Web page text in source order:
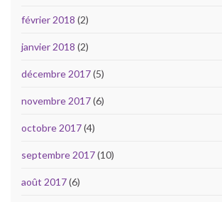
février 2018 (2)
janvier 2018 (2)
décembre 2017(5)
novembre 2017(6)
octobre 2017(4)
septembre 2017(10)
août 2017(6)